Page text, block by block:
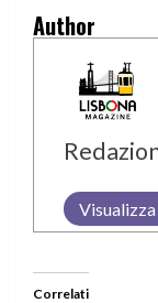
Author
Correlati